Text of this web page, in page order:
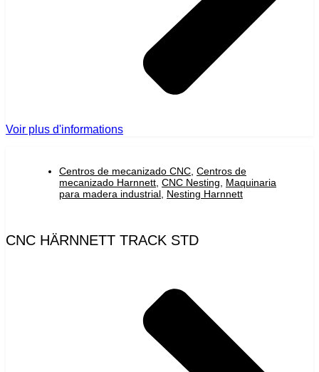
Voir plus d'informations
Centros de mecanizado CNC, Centros de
mecanizado Harnnett, CNC Nesting, Maquinaria
para madera industrial, Nesting Harnnett
CNC HÄRNNETT TRACK STD